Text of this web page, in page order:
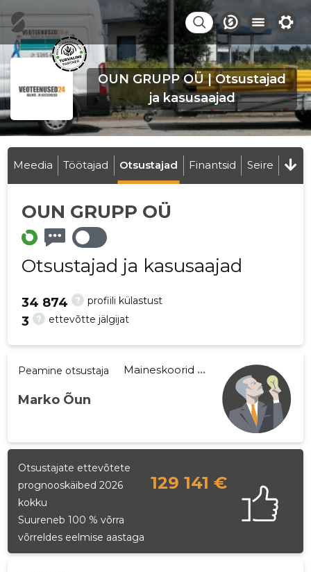
OUN GRUPP OÜ | Otsustajad
ja kasusaajad
Meedia Töötajad Otsustajad Finantsid Seire
OUN GRUPP OÜ
Otsustajad ja kasusaajad
? profiili külastust
34 874
? ettevõtte jälgijat
3
Peamine otsustaja
Marko Õun
Maineskoorid ...
Otsustajate ettevõtete
prognooskäibed 2026
kokku
129 141 €
Suureneb 100 % võrra
võrreldes eelmise aastaga